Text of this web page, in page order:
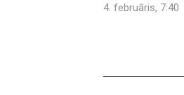
4. februāris, 7:40